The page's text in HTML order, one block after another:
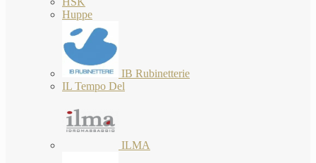
Huppe
IB Rubinetterie
IL Tempo Del
ILMA